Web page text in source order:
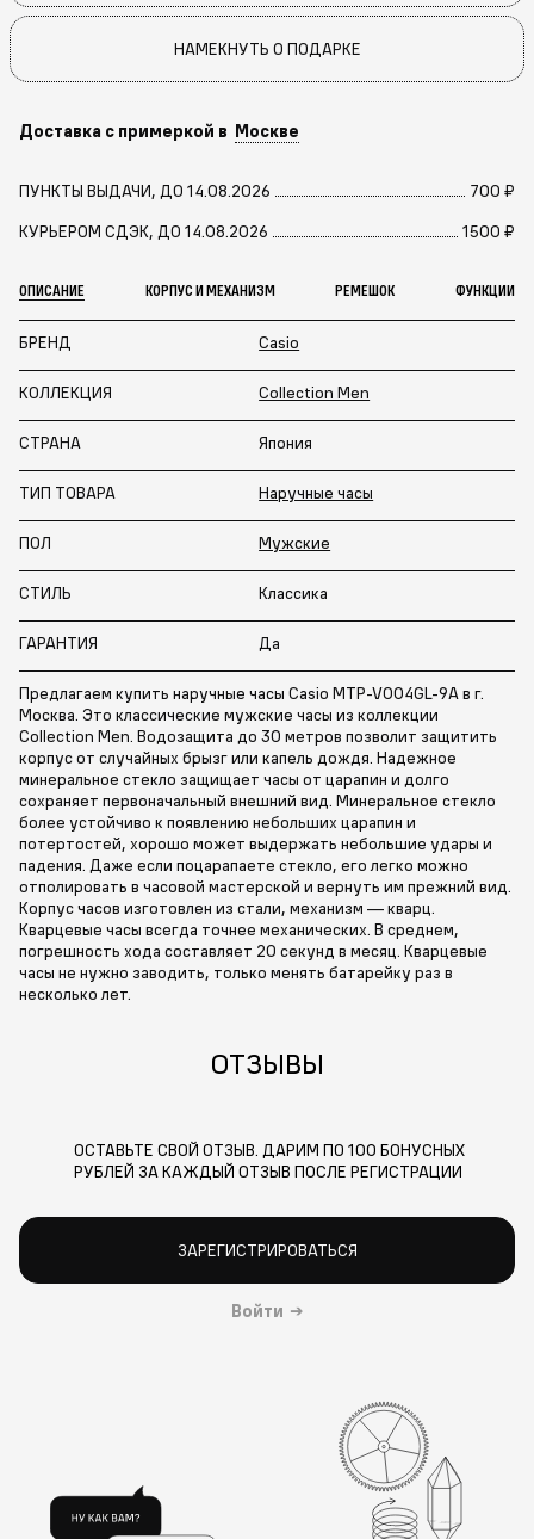
НАМЕКНУТЬ О ПОДАРКЕ
Доставка с примеркой в Москве
ПУНКТЫ ВЫДАЧИ, ДО 14.08.2026
700 ₽
КУРЬЕРОМ СДЭК, ДО 14.08.2026
1500 ₽
ОПИСАНИЕ КОРПУС И МЕХАНИЗМ РЕМЕШОК ФУНКЦИИ
БРЕНД Casio
КОЛЛЕКЦИЯ Collection Men
СТРАНА Япония
ТИП ТОВАРА Наручные часы
ПОЛ Мужские
СТИЛЬ Классика
ГАРАНТИЯ Да
Предлагаем купить наручные часы Casio MTP-V004GL-9A в г.
Москва. Это классические мужские часы из коллекции
Collection Men. Водозащита до 30 метров позволит защитить
корпус от случайных брызг или капель дождя. Надежное
минеральное стекло защищает часы от царапин и долго
сохраняет первоначальный внешний вид. Минеральное стекло
более устойчиво к появлению небольших царапин и
потертостей, хорошо может выдержать небольшие удары и
падения. Даже если поцарапаете стекло, его легко можно
отполировать в часовой мастерской и вернуть им прежний вид.
Корпус часов изготовлен из стали, механизм — кварц.
Кварцевые часы всегда точнее механических. В среднем,
погрешность хода составляет 20 секунд в месяц. Кварцевые
часы не нужно заводить, только менять батарейку раз в
несколько лет.
ОТЗЫВЫ
ОСТАВЬТЕ СВОЙ ОТЗЫВ. ДАРИМ ПО 100 БОНУСНЫХ
РУБЛЕЙ ЗА КАЖДЫЙ ОТЗЫВ ПОСЛЕ РЕГИСТРАЦИИ
ЗАРЕГИСТРИРОВАТЬСЯ
Войти →